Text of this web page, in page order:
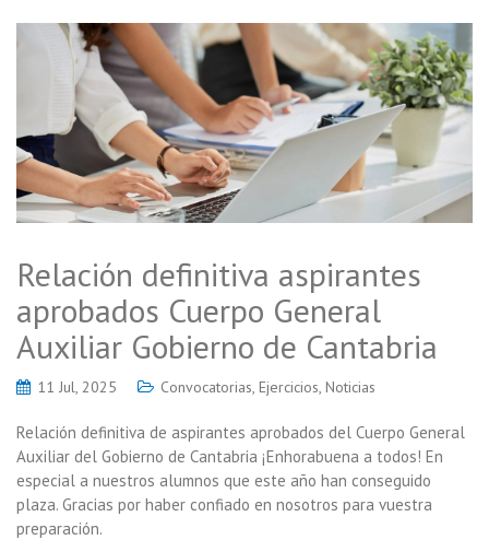
Relación definitiva aspirantes
aprobados Cuerpo General
Auxiliar Gobierno de Cantabria
11 Jul, 2025 Convocatorias, Ejercicios, Noticias
Relación definitiva de aspirantes aprobados del Cuerpo General
Auxiliar del Gobierno de Cantabria ¡Enhorabuena a todos! En
especial a nuestros alumnos que este año han conseguido
plaza. Gracias por haber confiado en nosotros para vuestra
preparación.